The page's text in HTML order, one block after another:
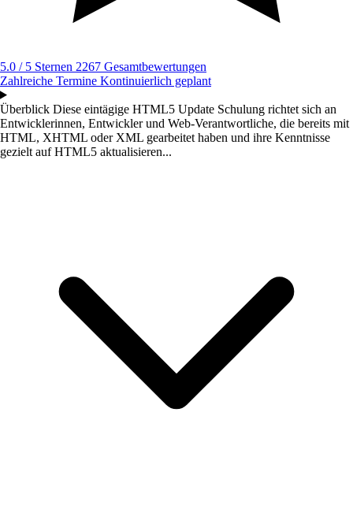
5.0 / 5 Sternen 2267 Gesamtbewertungen
Zahlreiche Termine Kontinuierlich geplant
Überblick Diese eintägige HTML5 Update Schulung richtet sich an
Entwicklerinnen, Entwickler und Web-Verantwortliche, die bereits mit
HTML, XHTML oder XML gearbeitet haben und ihre Kenntnisse
gezielt auf HTML5 aktualisieren...